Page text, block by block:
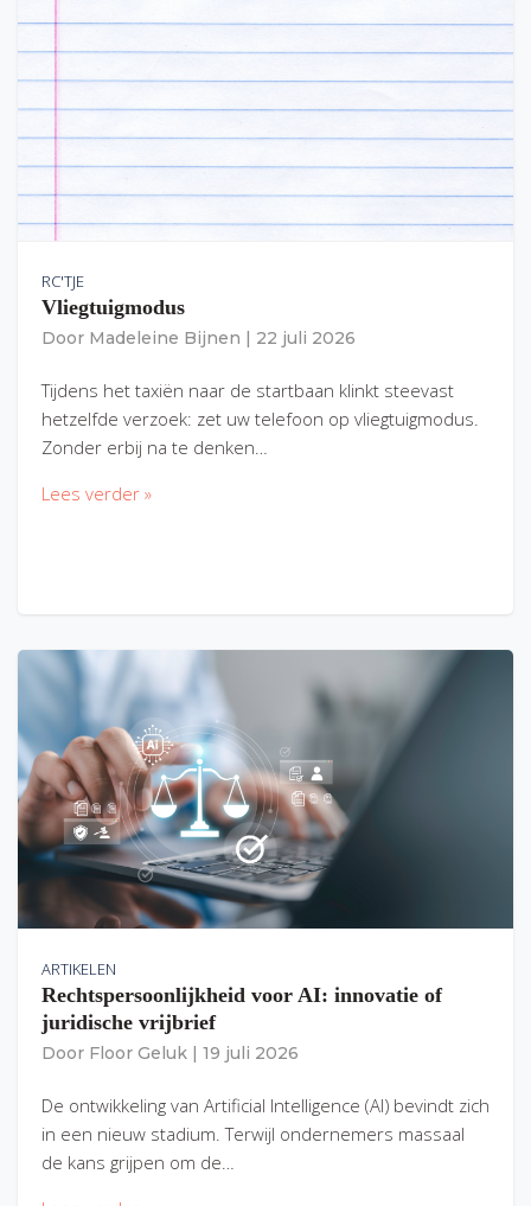
RC'TJE
Vliegtuigmodus
Door Madeleine Bijnen 22 juli 2026
Tijdens het taxiën naar de startbaan klinkt steevast
hetzelfde verzoek: zet uw telefoon op vliegtuigmodus.
Zonder erbij na te denken…
Lees verder »
ARTIKELEN
Rechtspersoonlijkheid voor AI: innovatie of
juridische vrijbrief
Door Floor Geluk 19 juli 2026
De ontwikkeling van Artificial Intelligence (AI) bevindt zich
in een nieuw stadium. Terwijl ondernemers massaal
de kans grijpen om de…